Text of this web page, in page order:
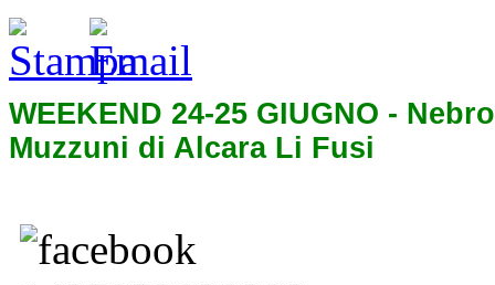
WEEKEND 24-25 GIUGNO -
Muzzuni di Alcara Li Fusi